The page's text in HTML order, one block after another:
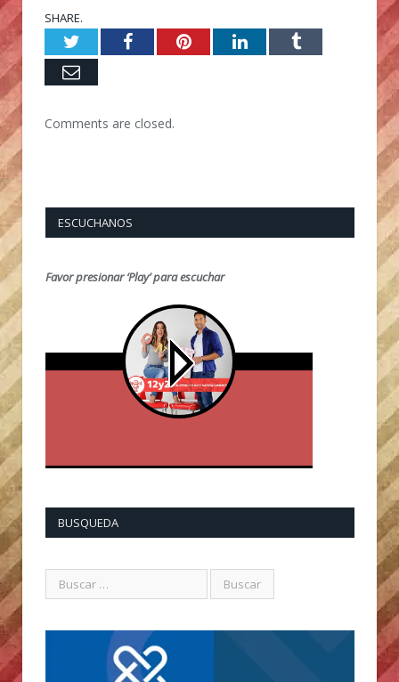
SHARE.
TwitterFacebookPinterestLinkedInTumblr
Email
Comments are closed.
ESCUCHANOS
Favor presionar ‘Play’ para escuchar
BUSQUEDA